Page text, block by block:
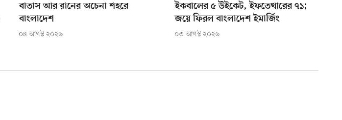
বাতাস আর রানের অচেনা শহরে
বাংলাদেশ
০৪ আগস্ট ২০২৬
ইকবালের ৫ উইকেট, ইফতেখারের ৭১;
জয়ে ফিরল বাংলাদেশ ইমার্জিং
০৩ আগস্ট ২০২৬